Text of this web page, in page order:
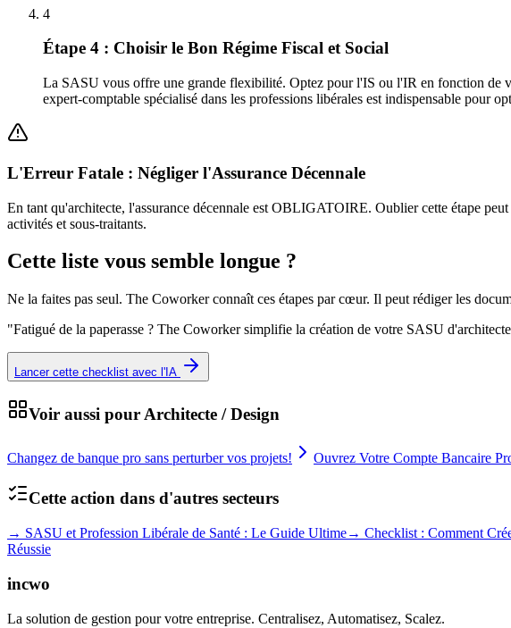
4
Étape 4 : Choisir le Bon Régime Fiscal et Social
La SASU vous offre une grande flexibilité. Optez pour l'IS ou l'IR en fonction de
expert-comptable spécialisé dans les professions libérales est indispensable pour
L'Erreur Fatale : Négliger l'Assurance Décennale
En tant qu'architecte, l'assurance décennale est OBLIGATOIRE. Oublier cette étape
activités et sous-traitants.
Cette liste vous semble longue ?
Ne la faites pas seul. The Coworker connaît ces étapes par cœur. Il peut rédiger les
"Fatigué de la paperasse ? The Coworker simplifie la création de votre SASU
Lancer cette checklist avec l'IA
Voir aussi pour Architecte / Design
Changez de banque pro sans perturber vos projets! Ouvrez Votre Compte Bancaire
Cette action dans d'autres secteurs
→ SASU et Profession Libérale de Santé : Le Guide Ultime→ Checklist : Comment
Réussie
incwo
La solution de gestion pour votre entreprise. Centralisez, Automatisez, Scalez.